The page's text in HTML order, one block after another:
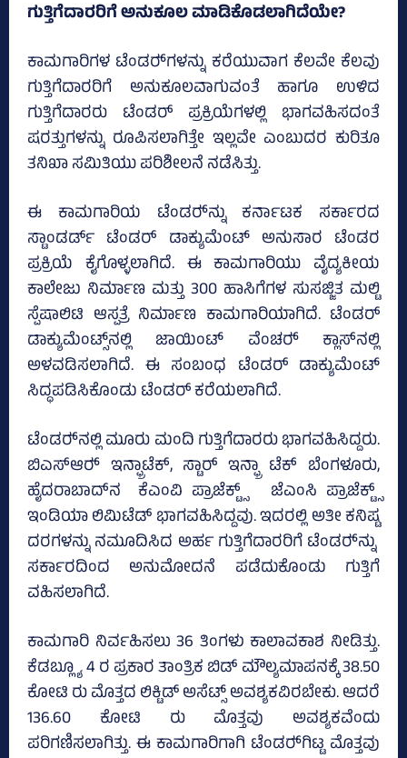
ಗುತ್ತಿಗೆದಾರರಿಗೆ ಅನುಕೂಲ ಮಾಡಿಕೊಡಲಾಗಿದೆಯೇ?
ಕಾಮಗಾರಿಗಳ ಟೆಂಡರ್‍‌ಗಳನ್ನು ಕರೆಯುವಾಗ ಕೆಲವೇ ಕೆಲವು
ಗುತ್ತಿಗೆದಾರರಿಗೆ ಅನುಕೂಲವಾಗುವಂತೆ ಹಾಗೂ ಉಳಿದ
ಗುತ್ತಿಗೆದಾರರು ಟೆಂಡರ್ ಪ್ರಕ್ರಿಯೆಗಳಲ್ಲಿ ಭಾಗವಹಿಸದಂತೆ
ಷರತ್ತುಗಳನ್ನು ರೂಪಿಸಲಾಗಿತ್ತೇ ಇಲ್ಲವೇ ಎಂಬುದರ ಕುರಿತೂ
ತನಿಖಾ ಸಮಿತಿಯು ಪರಿಶೀಲನೆ ನಡೆಸಿತ್ತು.
ಈ ಕಾಮಗಾರಿಯ ಟೆಂಡರ್‍‌ನ್ನು ಕರ್ನಾಟಕ ಸರ್ಕಾರದ
ಸ್ಟಾಂಡರ್ಡ್ ಟೆಂಡರ್ ಡಾಕ್ಯುಮೆಂಟ್‌ ಅನುಸಾರ ಟೆಂಡರ
ಪ್ರಕ್ರಿಯೆ ಕೈಗೊಳ್ಳಲಾಗಿದೆ. ಈ ಕಾಮಗಾರಿಯು ವೈದ್ಯಕೀಯ
ಕಾಲೇಜು ನಿರ್ಮಾಣ ಮತ್ತು 300 ಹಾಸಿಗೆಗಳ ಸುಸಜ್ಜಿತ ಮಲ್ಟಿ
ಸ್ಪೆಷಾಲಿಟಿ ಆಸ್ಪತ್ರೆ ನಿರ್ಮಾಣ ಕಾಮಗಾರಿಯಾಗಿದೆ. ಟೆಂಡರ್
ಡಾಕ್ಯುಮೆಂಟ್ಸ್‌ನಲ್ಲಿ ಜಾಯಿಂಟ್‌ ವೆಂಚರ್‍‌ ಕ್ಲಾಸ್‌ನಲ್ಲಿ
ಅಳವಡಿಸಲಾಗಿದೆ. ಈ ಸಂಬಂಧ ಟೆಂಡರ್ ಡಾಕ್ಯುಮೆಂಟ್
ಸಿದ್ಧಪಡಿಸಿಕೊಂಡು ಟೆಂಡರ್ ಕರೆಯಲಾಗಿದೆ.
ಟೆಂಡರ್‍‌ನಲ್ಲಿ ಮೂರು ಮಂದಿ ಗುತ್ತಿಗೆದಾರರು ಭಾಗವಹಿಸಿದ್ದರು.
ಬಿಎಸ್‌ಆರ್‍‌ ಇನ್ಫ್ರಾಟೆಕ್, ಸ್ಟಾರ್ ಇನ್ಫ್ರಾ ಟೆಕ್‌ ಬೆಂಗಳೂರು,
ಹೈದರಾಬಾದ್‌ನ ಕೆಎಂವಿ ಪ್ರಾಜೆಕ್ಟ್ಸ್‌ ಜೆಎಂಸಿ ಪ್ರಾಜೆಕ್ಟ್ಸ್‌
ಇಂಡಿಯಾ ಲಿಮಿಟೆಡ್‌ ಭಾಗವಹಿಸಿದ್ದವು. ಇದರಲ್ಲಿ ಅತೀ ಕನಿಷ್ಟ
ದರಗಳನ್ನು ನಮೂದಿಸಿದ ಅರ್ಹ ಗುತ್ತಿಗೆದಾರರಿಗೆ ಟೆಂಡರ್‍‌ನ್ನು
ಸರ್ಕಾರದಿಂದ ಅನುಮೋದನೆ ಪಡೆದುಕೊಂಡು ಗುತ್ತಿಗೆ
ವಹಿಸಲಾಗಿದೆ.
ಕಾಮಗಾರಿ ನಿರ್ವಹಿಸಲು 36 ತಿಂಗಳು ಕಾಲಾವಕಾಶ ನೀಡಿತ್ತು.
ಕೆಡಬ್ಲ್ಯೂ 4 ರ ಪ್ರಕಾರ ತಾಂತ್ರಿಕ ಬಿಡ್‌ ಮೌಲ್ಯಮಾಪನಕ್ಕೆ 38.50
ಕೋಟಿ ರು ಮೊತ್ತದ ಲಿಕ್ಟಿಡ್ ಅಸೆಟ್ಸ್‌ ಅವಶ್ಯಕವಿರಬೇಕು. ಆದರೆ
136.60 ಕೋಟಿ ರು ಮೊತ್ತವು ಅವಶ್ಯಕವೆಂದು
ಪರಿಗಣಿಸಲಾಗಿತ್ತು. ಈ ಕಾಮಗಾರಿಗಾಗಿ ಟೆಂಡರ್‍‌ಗಿಟ್ಟ ಮೊತ್ತವು